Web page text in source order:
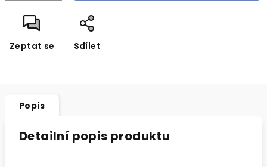
Zeptat se Sdílet
Popis
Detailní popis produktu